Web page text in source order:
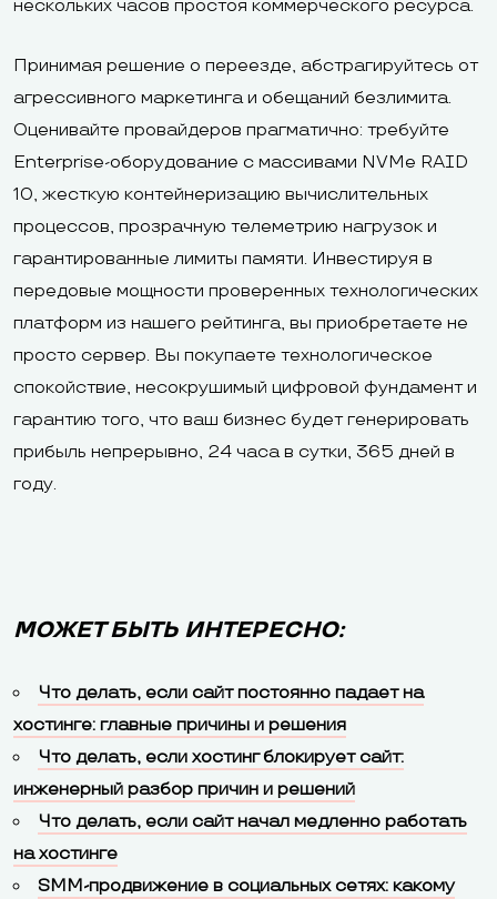
нескольких часов простоя коммерческого ресурса.
Принимая решение о переезде, абстрагируйтесь от
агрессивного маркетинга и обещаний безлимита.
Оценивайте провайдеров прагматично: требуйте
Enterprise-оборудование с массивами NVMe RAID
10, жесткую контейнеризацию вычислительных
процессов, прозрачную телеметрию нагрузок и
гарантированные лимиты памяти. Инвестируя в
передовые мощности проверенных технологических
платформ из нашего рейтинга, вы приобретаете не
просто сервер. Вы покупаете технологическое
спокойствие, несокрушимый цифровой фундамент и
гарантию того, что ваш бизнес будет генерировать
прибыль непрерывно, 24 часа в сутки, 365 дней в
году.
МОЖЕТ БЫТЬ ИНТЕРЕСНО:
Что делать, если сайт постоянно падает на
хостинге: главные причины и решения
Что делать, если хостинг блокирует сайт:
инженерный разбор причин и решений
Что делать, если сайт начал медленно работать
на хостинге
SMM-продвижение в социальных сетях: какому